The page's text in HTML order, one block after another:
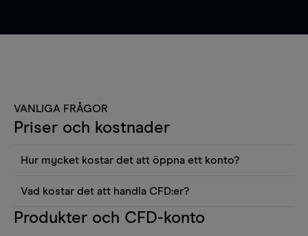
VANLIGA FRÅGOR
Priser och kostnader
Hur mycket kostar det att öppna ett konto?
använda sådana verktyg som diagram, Reuters
Vad kostar det att handla CFD:er?
Det är en rad kostnader att tänka på när man
Produkter och CFD-konto